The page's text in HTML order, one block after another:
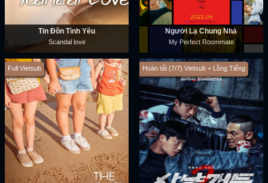
Tin Đồn Tình Yêu
Scandal love
Người Lạ Chung Nhà
My Perfect Roommate
Full Vietsub Hoàn tất (7/7) Vietsub + Lồng Tiếng